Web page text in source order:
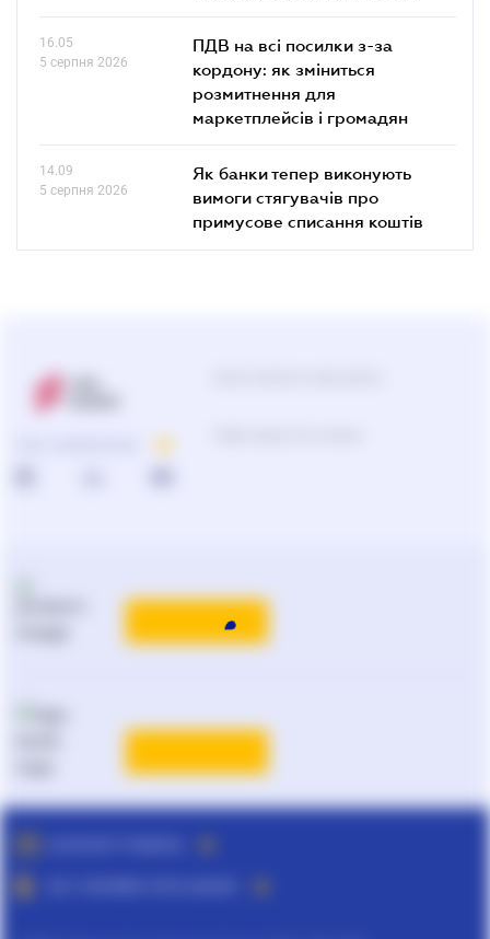
16.05
5 серпня 2026
ПДВ на всі посилки з-за
кордону: як зміниться
розмитнення для
маркетплейсів і громадян
14.09
5 серпня 2026
Як банки тепер виконують
вимоги стягувачів про
примусове списання коштів